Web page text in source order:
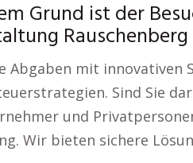
Grund ist der
Abgaben mit
Sind Sie
und
Wir bieten sichere